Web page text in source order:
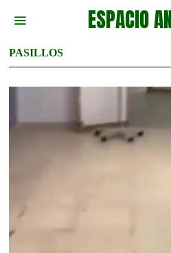
ESPACIO
PASILLOS